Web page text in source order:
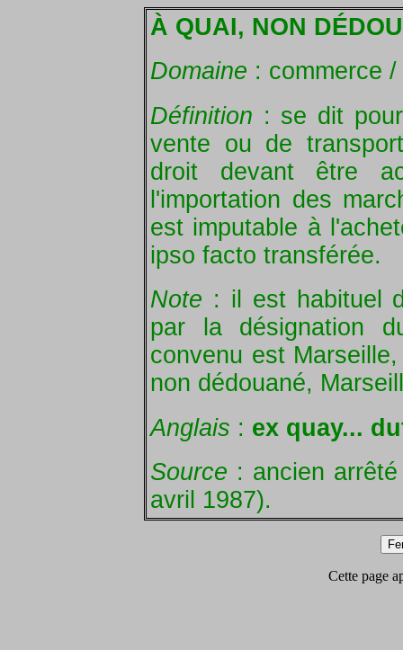
À QUAI, NON
Domaine : commerce
Définition : se dit
vente ou de
droit devant être
l'importation des
est imputable à
ipso facto transférée.
Note : il est habituel
par la désignation
convenu est
non dédouané,
Anglais : ex quay...
Source : ancien
avril 1987).
Cette page